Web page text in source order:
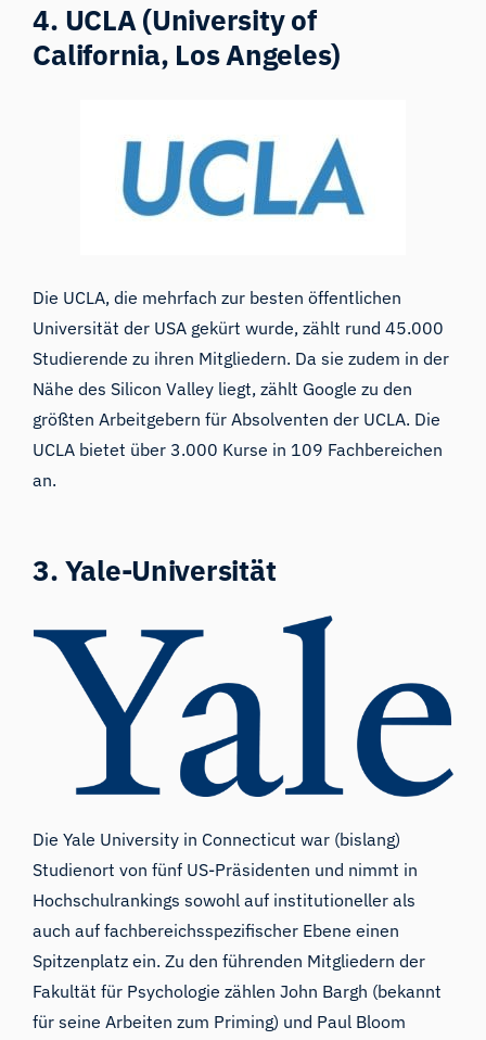
4. UCLA (University of
California, Los Angeles)
Die UCLA, die mehrfach zur besten öffentlichen
Universität der USA gekürt wurde, zählt rund 45.000
Studierende zu ihren Mitgliedern. Da sie zudem in der
Nähe des Silicon Valley liegt, zählt Google zu den
größten Arbeitgebern für Absolventen der UCLA. Die
UCLA bietet über 3.000 Kurse in 109 Fachbereichen
an.
3. Yale-Universität
Die Yale University in Connecticut war (bislang)
Studienort von fünf US-Präsidenten und nimmt in
Hochschulrankings sowohl auf institutioneller als
auch auf fachbereichsspezifischer Ebene einen
Spitzenplatz ein. Zu den führenden Mitgliedern der
Fakultät für Psychologie zählen John Bargh (bekannt
für seine Arbeiten zum Priming) und Paul Bloom